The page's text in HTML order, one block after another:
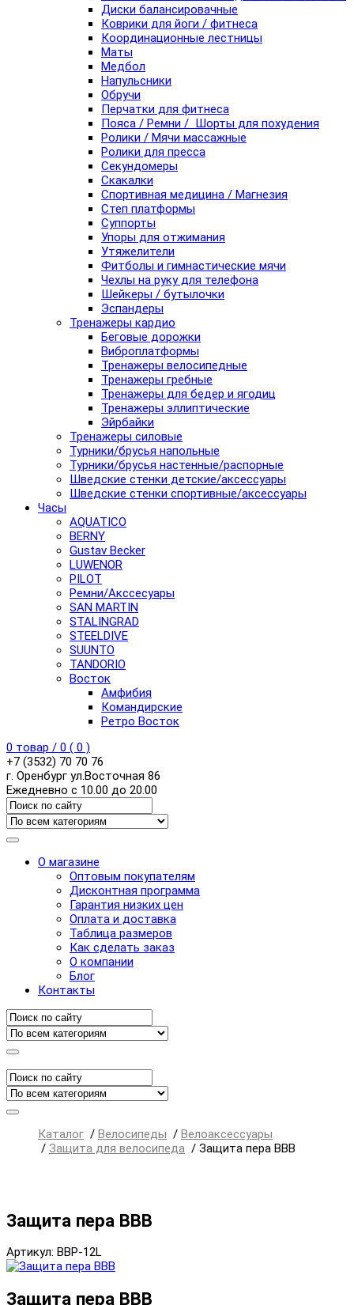
Диски балансировачные
Коврики для йоги / фитнеса
Координационные лестницы
Маты
Медбол
Напульсники
Обручи
Перчатки для фитнеса
Пояса / Ремни / Шорты для похудения
Ролики / Мячи массажные
Ролики для пресса
Секундомеры
Скакалки
Спортивная медицина / Магнезия
Степ платформы
Суппорты
Упоры для отжимания
Утяжелители
Фитболы и гимнастические мячи
Чехлы на руку для телефона
Шейкеры / бутылочки
Эспандеры
Тренажеры кардио
Беговые дорожки
Виброплатформы
Тренажеры велосипедные
Тренажеры гребные
Тренажеры для бедер и ягодиц
Тренажеры эллиптические
Эйрбайки
Тренажеры силовые
Турники/брусья напольные
Турники/брусья настенные/распорные
Шведские стенки детские/аксессуары
Шведские стенки спортивные/аксессуары
Часы
AQUATICO
BERNY
Gustav Becker
LUWENOR
PILOT
Pемни/Акссесуары
SAN MARTIN
STALINGRAD
STEELDIVE
SUUNTO
TANDORIO
Восток
Амфибия
Командирские
Ретро Восток
0 товар / 0 ( 0 )
+7 (3532) 70 70 76
г. Оренбург ул.Восточная 86
Ежедневно с 10.00 до 20.00
О магазине
Оптовым покупателям
Дисконтная программа
Гарантия низких цен
Оплата и доставка
Таблица размеров
Как сделать заказ
О компании
Блог
Контакты
Каталог / Велосипеды / Велоаксессуары
/ Защита для велосипеда / Защита пера BBB
Защита пера BBB
Артикул: BBP-12L
Защита пера BBB